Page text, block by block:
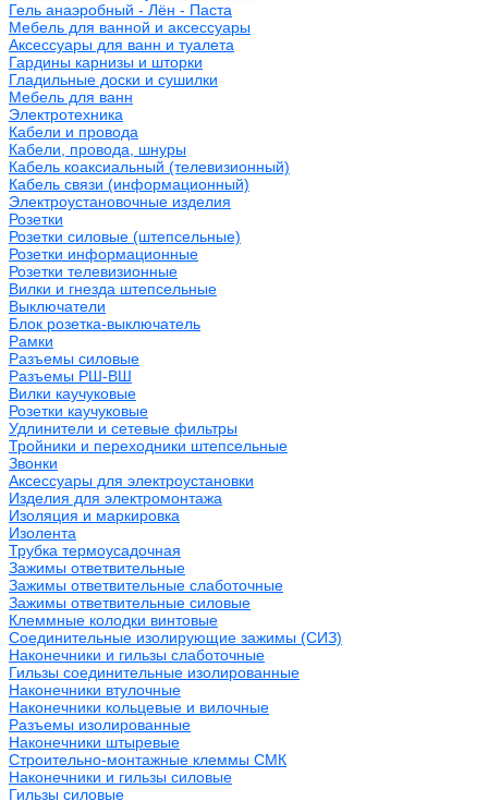
Гель анаэробный - Лён - Паста
Мебель для ванной и аксессуары
Аксессуары для ванн и туалета
Гардины карнизы и шторки
Гладильные доски и сушилки
Мебель для ванн
Электротехника
Кабели и провода
Кабели, провода, шнуры
Кабель коаксиальный (телевизионный)
Кабель связи (информационный)
Электроустановочные изделия
Розетки
Розетки силовые (штепсельные)
Розетки информационные
Розетки телевизионные
Вилки и гнезда штепсельные
Выключатели
Блок розетка-выключатель
Рамки
Разъемы силовые
Разъемы РШ-ВШ
Вилки каучуковые
Розетки каучуковые
Удлинители и сетевые фильтры
Тройники и переходники штепсельные
Звонки
Аксессуары для электроустановки
Изделия для электромонтажа
Изоляция и маркировка
Изолента
Трубка термоусадочная
Зажимы ответвительные
Зажимы ответвительные слаботочные
Зажимы ответвительные силовые
Клеммные колодки винтовые
Соединительные изолирующие зажимы (СИЗ)
Наконечники и гильзы слаботочные
Гильзы соединительные изолированные
Наконечники втулочные
Наконечники кольцевые и вилочные
Разъемы изолированные
Наконечники штыревые
Строительно-монтажные клеммы СМК
Наконечники и гильзы силовые
Гильзы силовые